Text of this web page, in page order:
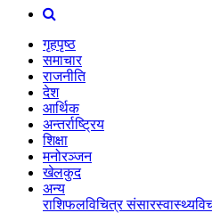
गृहपृष्ठ
समाचार
राजनीति
देश
आर्थिक
अन्तर्राष्ट्रिय
शिक्षा
मनोरञ्जन
खेलकुद
अन्य
राशिफलविचित्र संसारस्वास्थ्य